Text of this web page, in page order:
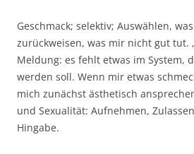
Geschmack; selektiv; Auswählen,
zurückweisen, was mir nicht gut tut.
Meldung: es fehlt etwas im System,
werden soll. Wenn mir etwas
mich zunächst ästhetisch
und Sexualität: Aufnehmen,
Hingabe.